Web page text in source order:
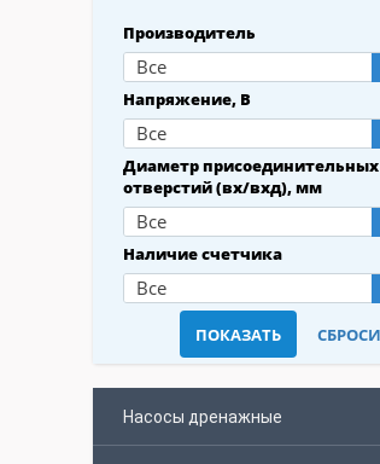
Производитель
Все
Напряжение, В
Все
Диаметр присоединительных
отверстий (вх/вхд), мм
Все
Наличие счетчика
Все
Насосы дренажные